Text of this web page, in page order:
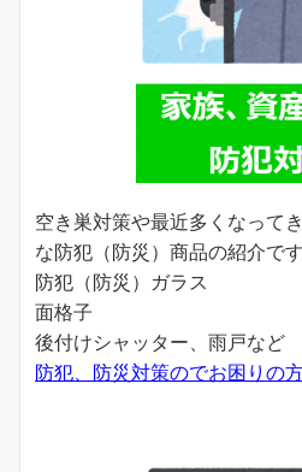
空き巣対策や最近多くなって
な防犯（防災）商品の紹介です
防犯（防災）ガラス
面格子
後付けシャッター、雨戸など
防犯、防災対策のでお困りの